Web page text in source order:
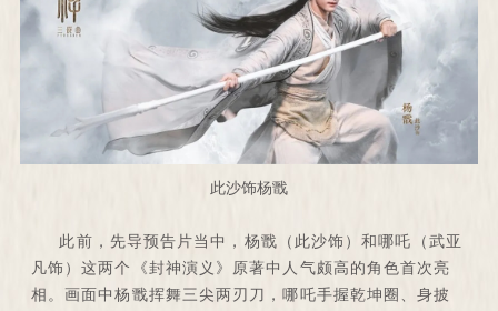
此沙饰杨戬
此前，先导预告片当中，杨戬（此沙饰）和哪吒（武亚
凡饰）这两个《封神演义》原著中人气颇高的角色首次亮
相。画面中杨戬挥舞三尖两刃刀，哪吒手握乾坤圈、身披